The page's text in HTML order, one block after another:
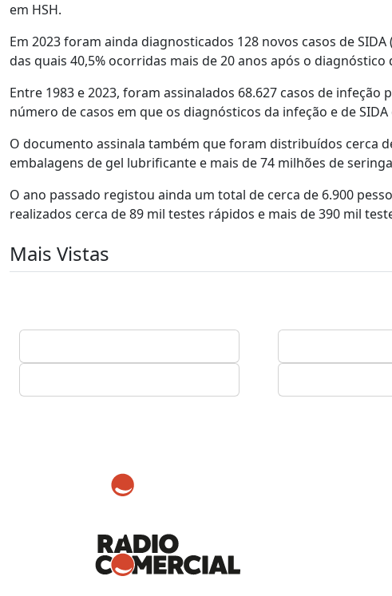
em HSH.
Em 2023 foram ainda diagnosticados 128 novos casos de
das quais 40,5% ocorridas mais de 20 anos após o diagnóstico
Entre 1983 e 2023, foram assinalados 68.627 casos de
número de casos em que os diagnósticos da infeção e de
O documento assinala também que foram distribuídos cerca
embalagens de gel lubrificante e mais de 74 milhões de
O ano passado registou ainda um total de cerca de 6.900
realizados cerca de 89 mil testes rápidos e mais de 390 mil
Mais Vistas